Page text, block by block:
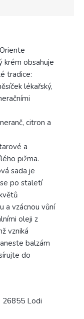
krém obsahuje
tradice:
lékařský,
citron a
a
pižma.
sada je
po staletí
a vzácnou vůní
oleji z
vzniká
balzám
do
26855 Lodi